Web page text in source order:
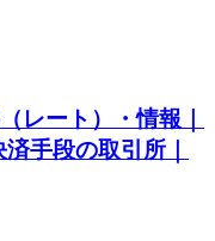
レート）・情報｜
手段の取引所｜